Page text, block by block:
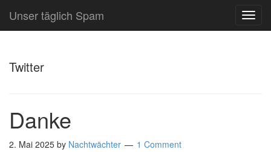
Unser täglich Spam
Twitter
Danke
2. Mai 2025 by Nachtwächter 1 Comment